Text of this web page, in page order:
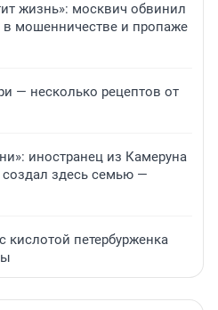
жизнь»: москвич обвинил
в мошенничестве и пропаже
— несколько рецептов от
иностранец из Камеруна
создал здесь семью —
петербурженка